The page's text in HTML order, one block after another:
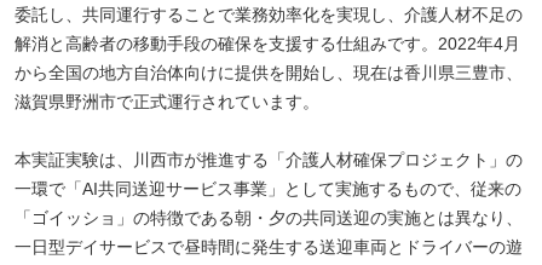
委託し、共同運行することで業務効率化を実現し、介護人材不足の
解消と高齢者の移動手段の確保を支援する仕組みです。2022年4月
から全国の地方自治体向けに提供を開始し、現在は香川県三豊市、
滋賀県野洲市で正式運行されています。
本実証実験は、川西市が推進する「介護人材確保プロジェクト」の
一環で「AI共同送迎サービス事業」として実施するもので、従来の
「ゴイッショ」の特徴である朝・夕の共同送迎の実施とは異なり、
一日型デイサービスで昼時間に発生する送迎車両とドライバーの遊